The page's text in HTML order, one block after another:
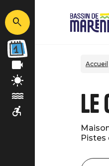
Accueil
Pistes